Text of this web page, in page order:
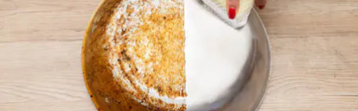
Eventos Corporativos
El Cronista Studio
abre en nueva pestaña